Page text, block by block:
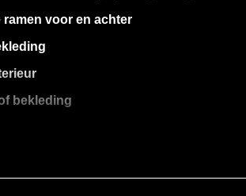
ramen voor en achter
bekleding
voor